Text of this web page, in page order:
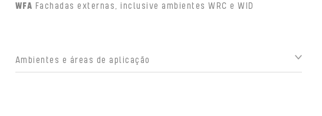
WFA Fachadas externas, inclusive ambientes WRC e WID
Ambientes e áreas de aplicação